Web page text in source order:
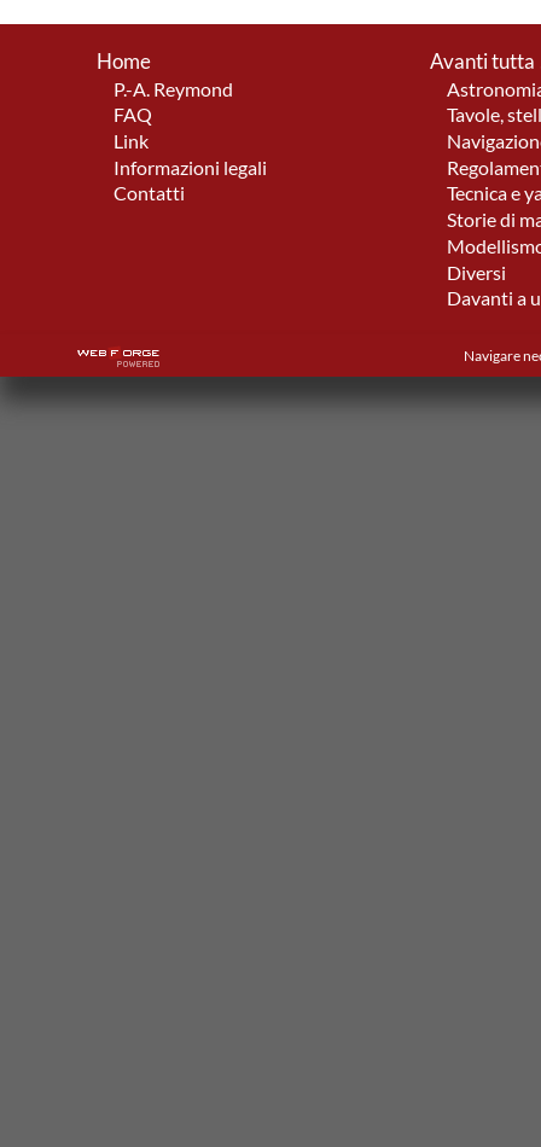
Home
P.-A. Reymond
FAQ
Link
Informazioni legali
Contatti
Avanti tutta
Tavole,
Tecnica e
Storie di
Diversi
Davanti a
Navigare